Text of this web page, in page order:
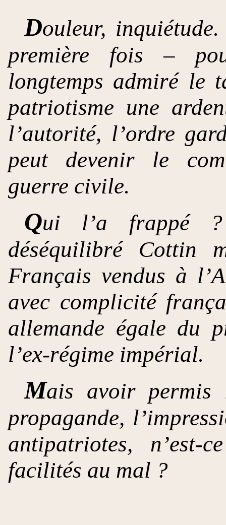
Douleur,
première fois –
longtemps admiré le
patriotisme une
l’autorité, l’ordre
peut devenir le
guerre civile.
Qui l’a frappé
déséquilibré Cottin
Français vendus à
avec complicité
allemande égale du
l’ex-régime impérial.
Mais avoir permis
propagande,
antipatriotes, n’est-
facilités au mal ?